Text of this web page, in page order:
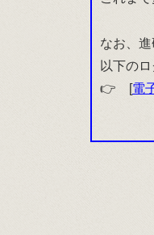
なお、
以下の
👉 [電